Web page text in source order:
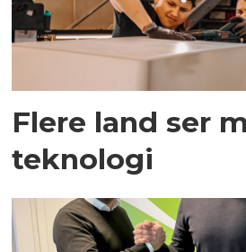
Flere land ser
teknologi